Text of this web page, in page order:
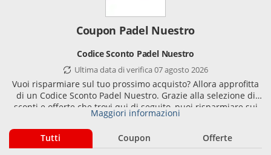
Coupon Padel Nuestro
Codice Sconto Padel Nuestro
Ultima data di verifica 07 agosto 2026
Vuoi risparmiare sul tuo prossimo acquisto? Allora approfitta
di un Codice Sconto Padel Nuestro. Grazie alla selezione di
sconti e offerte che trovi qui di seguito, puoi risparmiare sui
tuoi prodotti preferiti durante i tuoi acquisti online. Utilizzare
un coupon è semplice, ti basterà cliccare e copiare il codice
alfanumerico da inserire poi nel sito di Padelnuestro. Cosa
Maggiori informazioni
Tutti Coupon Offerte